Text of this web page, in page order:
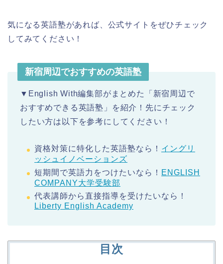
気になる英語塾があれば、公式サイトをぜひチェック
してみてください！
新宿周辺でおすすめの英語塾
▼English With編集部がまとめた「新宿周辺で
おすすめできる英語塾」を紹介！先にチェック
したい方は以下を参考にしてください！
資格対策に特化した英語塾なら！ イングリ
ッシュイノベーションズ
短期間で英語力をつけたいなら！ ENGLISH
COMPANY大学受験部
代表講師から直接指導を受けたいなら！
Liberty English Academy
目次